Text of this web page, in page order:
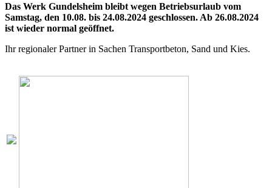
Das Werk Gundelsheim bleibt wegen Betriebsurlaub vom
Samstag, den 10.08. bis 24.08.2024 geschlossen. Ab 26.08.2024
ist wieder normal geöffnet.
Ihr regionaler Partner in Sachen Transportbeton, Sand und Kies.